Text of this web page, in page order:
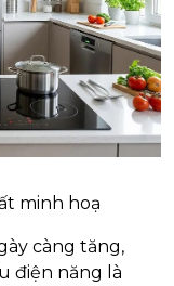
minh hoạ
càng tăng,
điện năng là